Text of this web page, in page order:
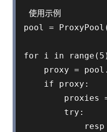
使用示例
pool = ProxyPool("
for i in
proxy =
    if proxy:
proxies
        try: